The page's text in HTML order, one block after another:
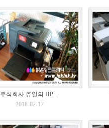
주식회사 츄일의 HP…
2018-02-17